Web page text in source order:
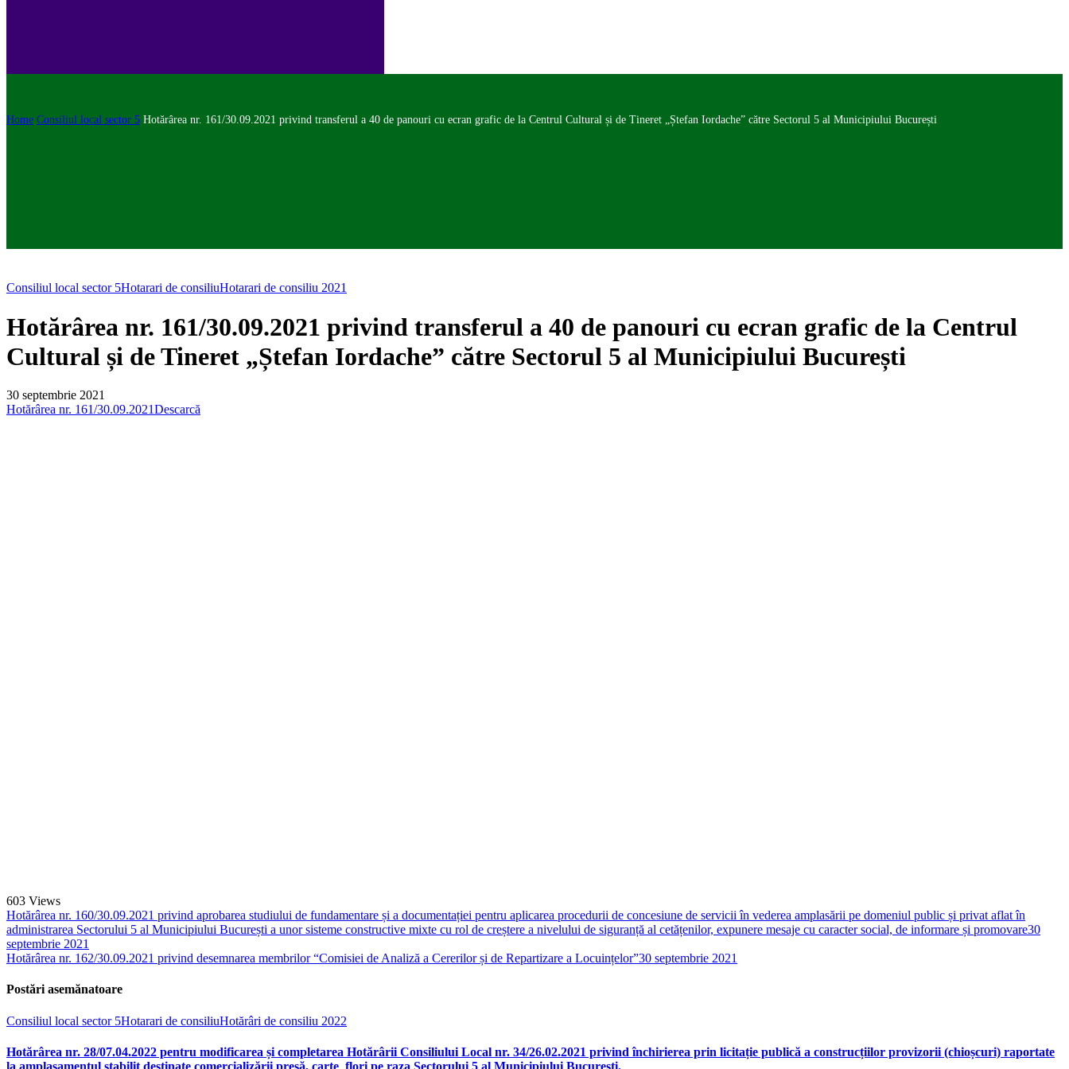
Home Consiliul local sector 5 Hotărârea nr. 161/30.09.2021 privind transferul a 40 de panouri cu ecran grafic de la Centrul Cultural și de Tineret „Ștefan Iordache” către Sectorul 5 al Municipiului București
Consiliul local sector 5Hotarari de consiliuHotarari de consiliu 2021
Hotărârea nr. 161/30.09.2021 privind transferul a 40 de panouri cu ecran grafic de la Centrul
Cultural și de Tineret „Ștefan Iordache” către Sectorul 5 al Municipiului București
30 septembrie 2021
Hotărârea nr. 161/30.09.2021Descarcă
603 Views
Hotărârea nr. 160/30.09.2021 privind aprobarea studiului de fundamentare și a documentației pentru aplicarea procedurii de concesiune de servicii în vederea amplasării pe domeniul public și privat aflat în
administrarea Sectorului 5 al Municipiului București a unor sisteme constructive mixte cu rol de creștere a nivelului de siguranță al cetățenilor, expunere mesaje cu caracter social, de informare și promovare30
septembrie 2021
Hotărârea nr. 162/30.09.2021 privind desemnarea membrilor “Comisiei de Analiză a Cererilor și de Repartizare a Locuințelor”30 septembrie 2021
Postări asemănatoare
Consiliul local sector 5Hotarari de consiliuHotărâri de consiliu 2022
Hotărârea nr. 28/07.04.2022 pentru modificarea și completarea Hotărârii Consiliului Local nr. 34/26.02.2021 privind închirierea prin licitație publică a construcțiilor provizorii (chioșcuri) raportate
la amplasamentul stabilit destinate comercializării presă, carte flori pe raza Sectorului 5 al Municipiului București.